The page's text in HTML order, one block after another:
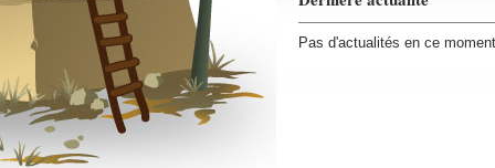
Pas d'actualités en ce moment